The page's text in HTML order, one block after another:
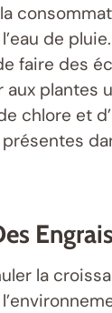
de
faire des
aux plantes
chlore et
la